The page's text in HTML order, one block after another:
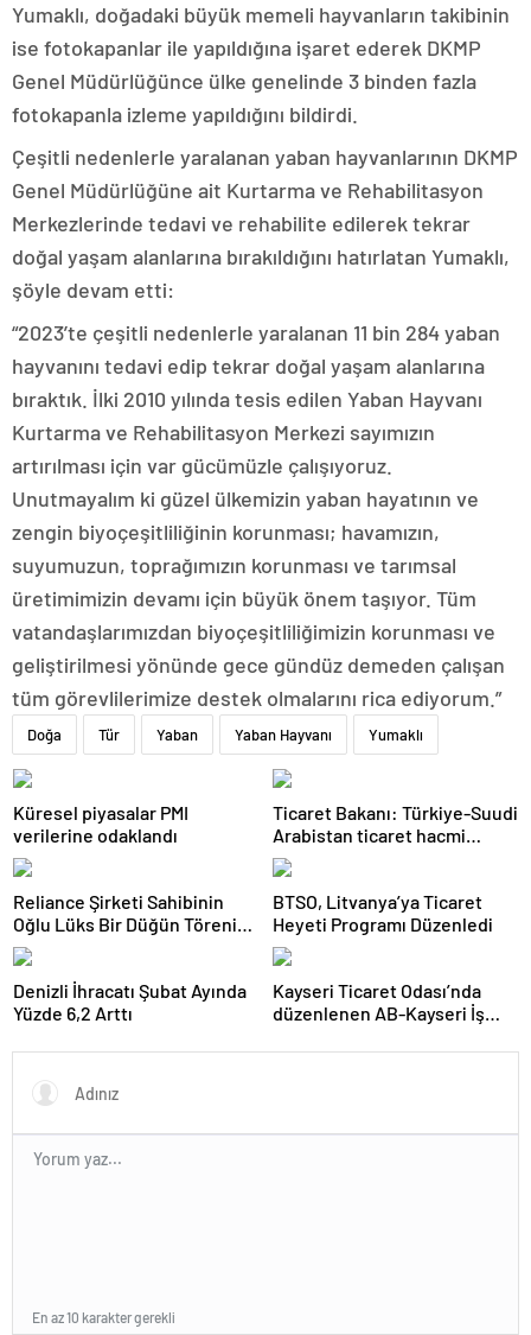
Yumaklı, doğadaki büyük memeli hayvanların takibinin
ise fotokapanlar ile yapıldığına işaret ederek DKMP
Genel Müdürlüğünce ülke genelinde 3 binden fazla
fotokapanla izleme yapıldığını bildirdi.
Çeşitli nedenlerle yaralanan yaban hayvanlarının DKMP
Genel Müdürlüğüne ait Kurtarma ve Rehabilitasyon
Merkezlerinde tedavi ve rehabilite edilerek tekrar
doğal yaşam alanlarına bırakıldığını hatırlatan Yumaklı,
şöyle devam etti:
“2023’te çeşitli nedenlerle yaralanan 11 bin 284 yaban
hayvanını tedavi edip tekrar doğal yaşam alanlarına
bıraktık. İlki 2010 yılında tesis edilen Yaban Hayvanı
Kurtarma ve Rehabilitasyon Merkezi sayımızın
artırılması için var gücümüzle çalışıyoruz.
Unutmayalım ki güzel ülkemizin yaban hayatının ve
zengin biyoçeşitliliğinin korunması; havamızın,
suyumuzun, toprağımızın korunması ve tarımsal
üretimimizin devamı için büyük önem taşıyor. Tüm
vatandaşlarımızdan biyoçeşitliliğimizin korunması ve
geliştirilmesi yönünde gece gündüz demeden çalışan
tüm görevlilerimize destek olmalarını rica ediyorum.”
Doğa Tür Yaban Yaban Hayvanı Yumaklı
Küresel piyasalar PMI
verilerine odaklandı
Ticaret Bakanı: Türkiye-Suudi
Arabistan ticaret hacmi
artacak
Reliance Şirketi Sahibinin
Oğlu Lüks Bir Düğün Töreni
Düzenledi
BTSO, Litvanya’ya Ticaret
Heyeti Programı Düzenledi
Denizli İhracatı Şubat Ayında
Yüzde 6,2 Arttı
Kayseri Ticaret Odası’nda
düzenlenen AB-Kayseri İş
ve dijitalleşme vurgusu
En az 10 karakter gerekli